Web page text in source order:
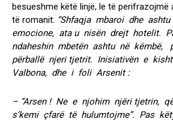
besueshme këtë linjë, le të perifrazojmë
të romanit: “Shfaqja mbaroi dhe
emocione, ata u nisën drejt hotelit.
ndaheshin mbetën ashtu në këmbë,
përballë njeri tjetrit. Inisiativën e
Valbona, dhe i foli Arsenit :
– “Arsen ! Ne e njohim njëri tjetrin,
s’kemi çfarë të hulumtojme”. Pas